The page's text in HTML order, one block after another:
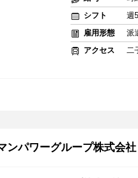
シフト
週
雇用形態
派
アクセス
二
ンパワーグループ株式会社